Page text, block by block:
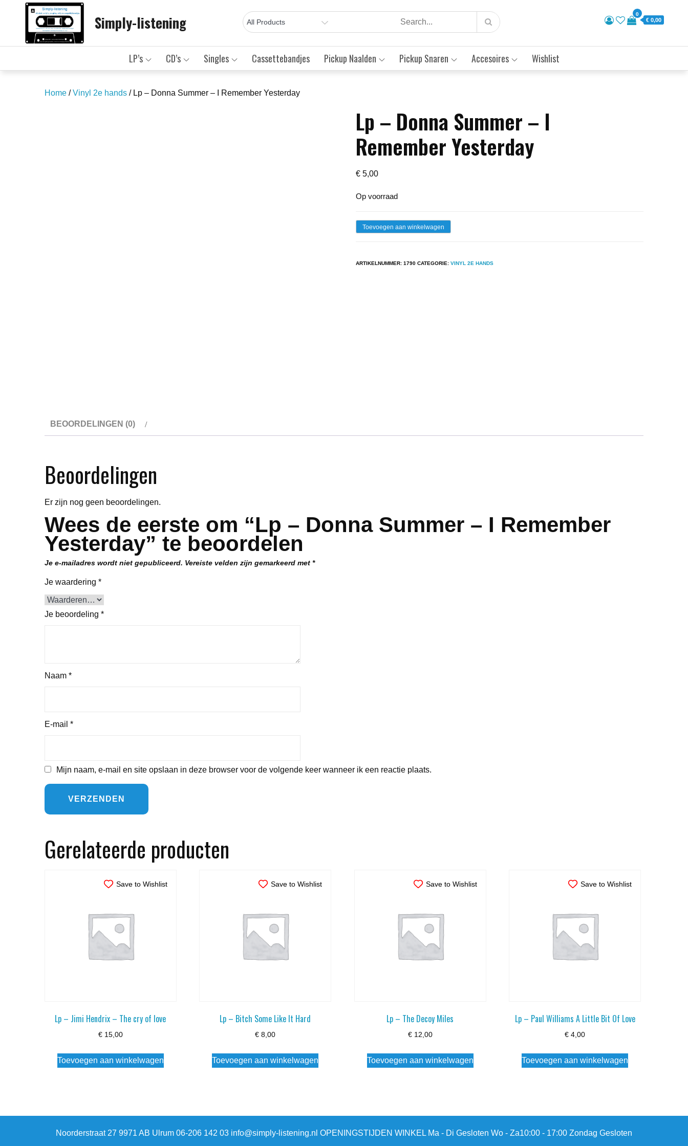
Simply-listening 0
€ 0,00
LP’s CD’s Singles Cassettebandjes Pickup Naalden Pickup Snaren Accesoires Wishlist
Home /Vinyl 2e hands / Lp – Donna Summer – I Remember Yesterday
Lp – Donna Summer – I
Remember Yesterday
€ 5,00
Op voorraad
LpToevoegen aan winkelwagen
ARTIKELNUMMER:1790 CATEGORIE:VINYL 2E HANDS
BEOORDELINGEN (0)
Beoordelingen
Er zijn nog geen beoordelingen.
Wees de eerste om “Lp – Donna Summer – I Remember
Yesterday” te beoordelen
Je e-mailadres wordt niet gepubliceerd. Vereiste velden zijn gemarkeerd met *
Je waardering *
Je beoordeling *
Naam *
E-mail *
Mijn naam, e-mail en site opslaan in deze browser voor de volgende keer wanneer ik een reactie plaats.
Gerelateerde producten
Save to Wishlist
Lp – Jimi Hendrix – The cry of love
€15,00
Toevoegen aan winkelwagen
Save to Wishlist
Lp – Bitch Some Like It Hard
€ 8,00
Toevoegen aan winkelwagen
Save to Wishlist
Lp – The Decoy Miles
€12,00
Toevoegen aan winkelwagen
Save to Wishlist
Lp – Paul Williams A Little Bit Of Love
€ 4,00
Toevoegen aan winkelwagen
Noorderstraat 27 9971 AB Ulrum 06-206 142 03 info@simply-listening.nl OPENINGSTIJDEN WINKEL Ma - Di Gesloten Wo - Za10:00 - 17:00 Zondag Gesloten